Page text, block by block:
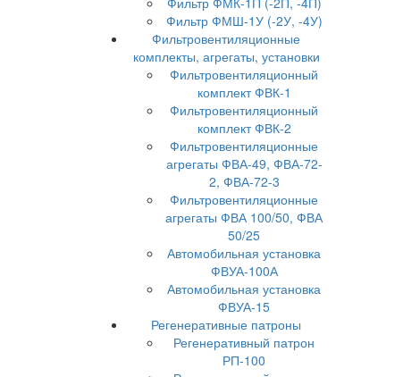
Фильтр ФМШ-1У (-2У, -4У)
Фильтровентиляционные
комплекты, агрегаты, установки
Фильтровентиляционный
комплект ФВК-1
Фильтровентиляционный
комплект ФВК-2
Фильтровентиляционные
агрегаты ФВА-49, ФВА-72-
2, ФВА-72-3
Фильтровентиляционные
агрегаты ФВА 100/50, ФВА
50/25
Автомобильная установка
ФВУА-100А
Автомобильная установка
ФВУА-15
Регенеративные патроны
Регенеративный патрон
РП-100